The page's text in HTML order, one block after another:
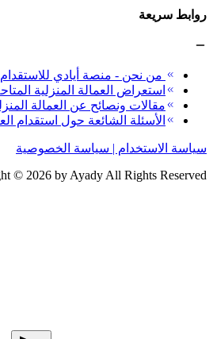
روابط سريعة
من نحن - منصة أيادي للاستقدام
استعراض العمالة المنزلية
مقالات ونصائح عن العمالة
الأسئلة الشائعة حول استقدام
سياسة الاستخدام | سياسة الخصوصية
© 2026 by Ayady All Rights Reserved